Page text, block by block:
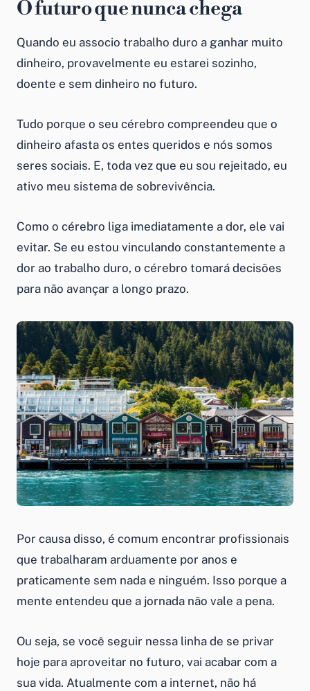
O futuro que nunca chega
Quando eu associo trabalho duro a ganhar muito
dinheiro, provavelmente eu estarei sozinho,
doente e sem dinheiro no futuro.
Tudo porque o seu cérebro compreendeu que o
dinheiro afasta os entes queridos e nós somos
seres sociais. E, toda vez que eu sou rejeitado, eu
ativo meu sistema de sobrevivência.
Como o cérebro liga imediatamente a dor, ele vai
evitar. Se eu estou vinculando constantemente a
dor ao trabalho duro, o cérebro tomará decisões
para não avançar a longo prazo.
Por causa disso, é comum encontrar profissionais
que trabalharam arduamente por anos e
praticamente sem nada e ninguém. Isso porque a
mente entendeu que a jornada não vale a pena.
Ou seja, se você seguir nessa linha de se privar
hoje para aproveitar no futuro, vai acabar com a
sua vida. Atualmente com a internet, não há